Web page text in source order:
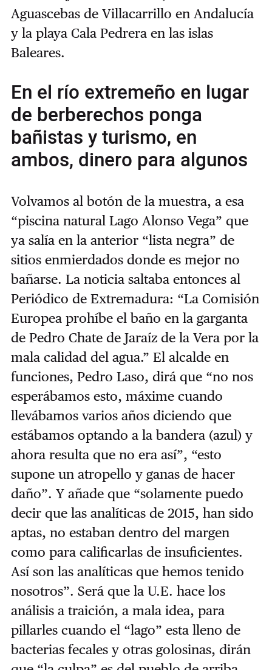
Aguascebas de Villacarrillo en Andalucía
y la playa Cala Pedrera en las islas
Baleares.
En el río extremeño en lugar
de berberechos ponga
bañistas y turismo, en
ambos, dinero para algunos
Volvamos al botón de la muestra, a esa
“piscina natural Lago Alonso Vega” que
ya salía en la anterior “lista negra” de
sitios enmierdados donde es mejor no
bañarse. La noticia saltaba entonces al
Periódico de Extremadura: “La Comisión
Europea prohíbe el baño en la garganta
de Pedro Chate de Jaraíz de la Vera por la
mala calidad del agua.” El alcalde en
funciones, Pedro Laso, dirá que “no nos
esperábamos esto, máxime cuando
llevábamos varios años diciendo que
estábamos optando a la bandera (azul) y
ahora resulta que no era así”, “esto
supone un atropello y ganas de hacer
daño”. Y añade que “solamente puedo
decir que las analíticas de 2015, han sido
aptas, no estaban dentro del margen
como para calificarlas de insuficientes.
Así son las analíticas que hemos tenido
nosotros”. Será que la U.E. hace los
análisis a traición, a mala idea, para
pillarles cuando el “lago” esta lleno de
bacterias fecales y otras golosinas, dirán